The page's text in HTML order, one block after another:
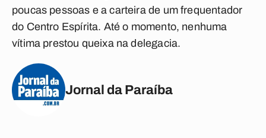
poucas pessoas e a carteira de um frequentador
do Centro Espírita. Até o momento, nenhuma
vítima prestou queixa na delegacia.
Jornal da Paraíba